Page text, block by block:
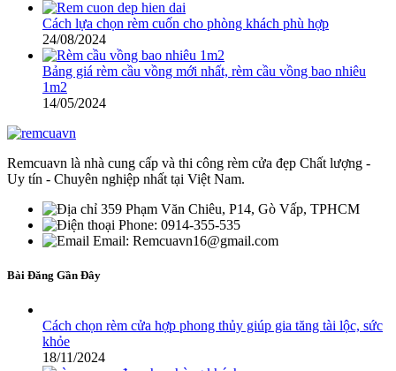
Cách lựa chọn rèm cuốn cho phòng khách phù hợp
24/08/2024
Bảng giá rèm cầu vồng mới nhất, rèm cầu vồng bao nhiêu
1m2
14/05/2024
Remcuavn là nhà cung cấp và thi công rèm cửa đẹp Chất lượng -
Uy tín - Chuyên nghiệp nhất tại Việt Nam.
359 Phạm Văn Chiêu, P14, Gò Vấp, TPHCM
Phone: 0914-355-535
Email: Remcuavn16@gmail.com
Bài Đăng Gần Đây
Cách chọn rèm cửa hợp phong thủy giúp gia tăng tài lộc, sức
khỏe
18/11/2024